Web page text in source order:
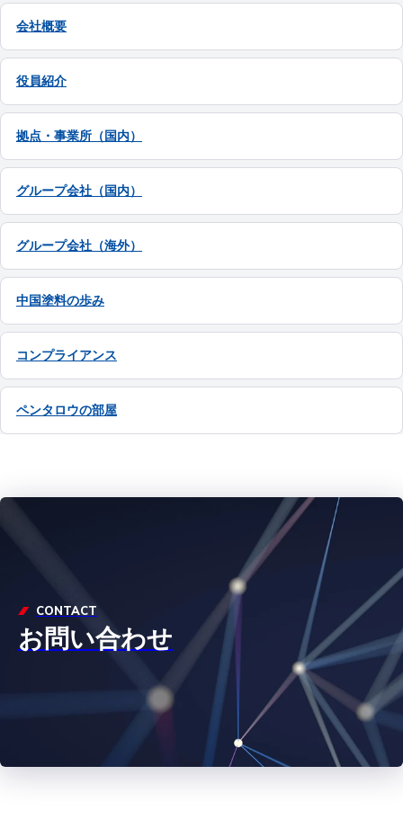
会社概要
役員紹介
拠点・事業所（国内）
グループ会社（国内）
グループ会社（海外）
中国塗料の歩み
コンプライアンス
ペンタロウの部屋
CONTACT
お問い合わせ